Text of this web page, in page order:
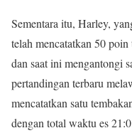
Sementara itu, Harley,
telah mencatatkan 50
dan saat ini mengantongi
pertandingan terbaru
mencatatkan satu
dengan total waktu es